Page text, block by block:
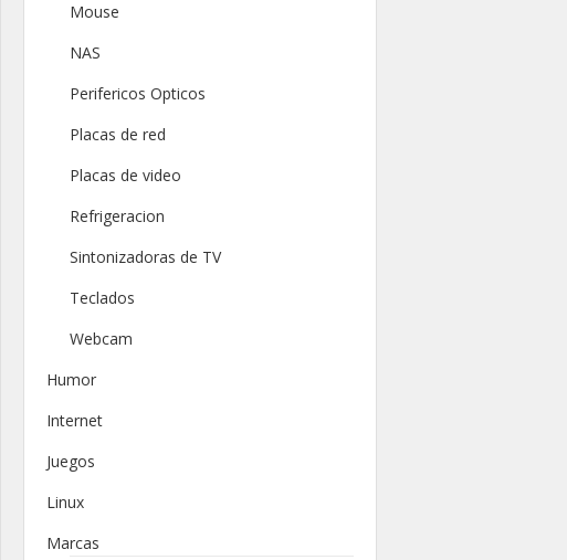
Mouse
NAS
Perifericos Opticos
Placas de red
Placas de video
Refrigeracion
Sintonizadoras de TV
Teclados
Webcam
Humor
Internet
Juegos
Linux
Marcas